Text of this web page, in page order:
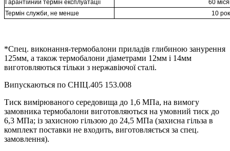
Гарантійний термін експлуатації
60
Термін служби, не менше
10
*Спец. виконання-термобалони приладів глибиною занурення
125мм, а також термобалони діаметрами 12мм і 14мм
виготовляються тільки з нержавіючої сталі.
Випускаються по СНІЦ.405 153.008
Тиск вимірюваного середовища до 1,6 МПа, на вимогу
замовника термобалони виготовляються на умовний тиск до
6,3 МПа; із захисною гільзою до 24,5 МПа (захисна гільза в
комплект поставки не входить, виготовляється за спец.
замовлення).